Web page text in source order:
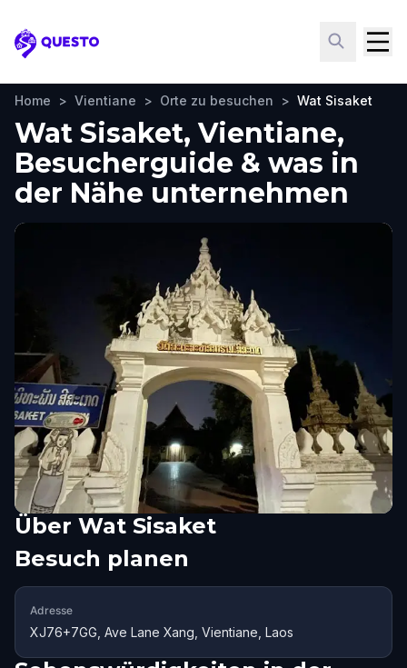
Questo
Home > Vientiane > Orte zu besuchen > Wat Sisaket
Wat Sisaket, Vientiane,
Besucherguide & was in
der Nähe unternehmen
Über Wat Sisaket
Besuch planen
Adresse
XJ76+7GG, Ave Lane Xang, Vientiane, Laos